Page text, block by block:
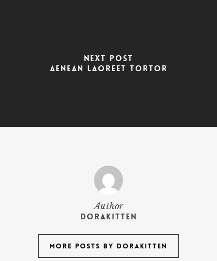
Next Post
Aenean laoreet tortor
Author
dorakitten
More posts by dorakitten